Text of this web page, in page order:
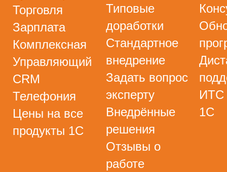
Торговля
Зарплата
Комплексная
Управляющий
CRM
Телефония
Цены на все
продукты 1С
Типовые
доработки
Стандартное
внедрение
Задать вопрос
эксперту
Внедрённые
решения
Отзывы о
работе
ИТС
1С